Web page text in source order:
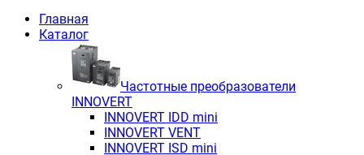
Главная
Каталог
Частотные преобразователи
INNOVERT
INNOVERT IDD mini
INNOVERT VENT
INNOVERT ISD mini